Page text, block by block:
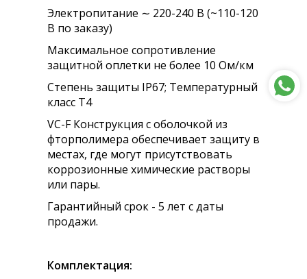
Электропитание ∼ 220-240 В (~110-120
В по заказу)
Максимальное сопротивление
защитной оплетки не более 10 Ом/км
Степень защиты IP67; Температурный
класс Т4
VC-F Конструкция с оболочкой из
фторполимера обеспечивает защиту в
местах, где могут присутствовать
коррозионные химические растворы
или пары.
Гарантийный срок - 5 лет с даты
продажи.
Комплектация: